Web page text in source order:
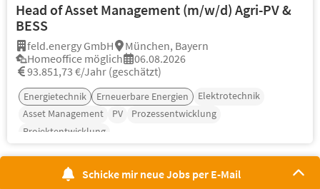
Head of Asset Management (m/w/d) Agri-PV &
BESS
feld.energy GmbH
München, Bayern
Homeoffice möglich
06.08.2026
93.851,73 €/Jahr (geschätzt)
Energietechnik Erneuerbare Energien
Elektrotechnik
Asset Management
PV
Prozessentwicklung
Projektentwicklung
Schicke mir neue Jobs per E-Mail